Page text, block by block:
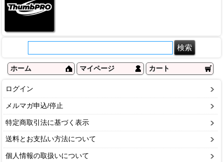
ホーム マイページ カート
ログイン
メルマガ申込/停止
特定商取引法に基づく表示
送料とお支払い方法について
個人情報の取扱いについて